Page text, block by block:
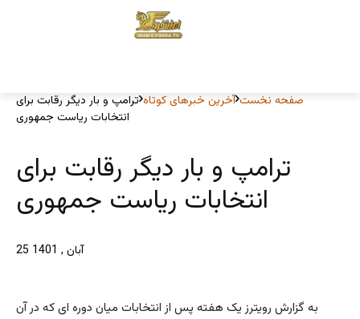
صفحه نخست آخرین خبرهای کوتاه ترامپ و بار دیگر رقابت برای
انتخابات ریاست جمهوری
ترامپ و بار دیگر رقابت برای
انتخابات ریاست جمهوری
25 آبان , 1401
به گزارش رویترز یک هفته پس از انتخابات میان دوره ای که در آن